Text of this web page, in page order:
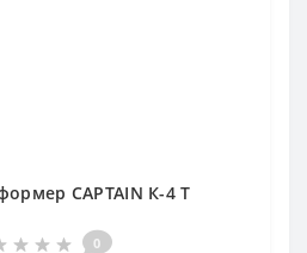
CAPTAIN К-4 T
0